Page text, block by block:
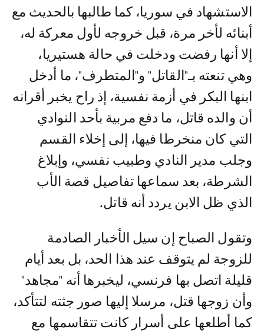
الاستشهاد في سوريا، كما طالبها بالحديث مع
أبنائه لأخر مرة، قبل خروجه لأول معركة له،
إلا أنها رفضت ودخلت في حالة هستيريا،
وهي تنعته بـ"القاتل" و"المتطرف"، ما أدخل
ابنها البكر في أزمة نفسية، إذ راح يخبر أقرانه
أن والده قاتل، ما دفع مربية بأحد النوادي
التي كان منخرطا فيها، إلى إخلاء القسم
وجلب مدير النادي وطبيب نفسي، وإبلاغ
الشرطة، بعد سماعها تفاصيل قصة الأب
الذي ظل الابن يردد أنه قاتل.
وتقول الصباح إن سيل الأخبار الصادمة
للزوجة لم يتوقف عند هذا الحد، بل بعد أيام
قليلة اتصل بها فرنسي، ليخبرها أنه "مجاهد"
وأن زوجها قتل، مرسلا إليها صور جثته لتتأكد،
كما أطلعها على أسرار كانت تتقاسمها مع